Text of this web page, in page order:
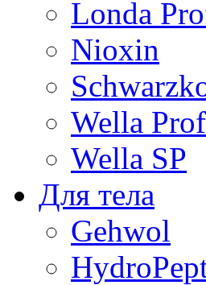
Londa
Nioxin
Wella
Wella SP
Для тела
Gehwol